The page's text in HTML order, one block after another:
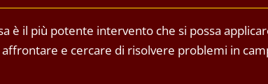
è il più potente intervento che si possa
affrontare e cercare di risolvere problemi in